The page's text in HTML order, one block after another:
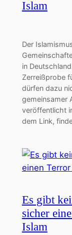
Islam
Der
in
Zerreißprobe
dürfen dazu
gemeinsamer
veröffentlicht
dem Link,
Es gibt
sicher
Islam